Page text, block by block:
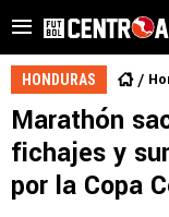
HONDURAS
Marathón
fichajes y
por la Copa